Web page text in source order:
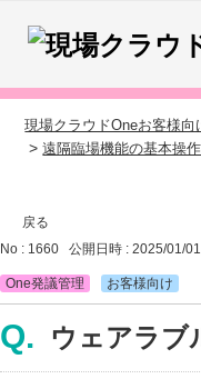
現場クラウドOneお客様向
>遠隔臨場機能の基本操
戻る
No : 1660
公開日時 : 2025/01/
One発議管理 お客様向け
ウェアラブ